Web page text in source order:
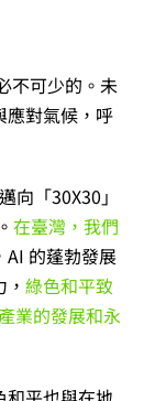
不可少的。未
應對氣候，呼
向「30X30」
在臺灣，我們
AI 的蓬勃發展
綠色和平致
業的發展和永